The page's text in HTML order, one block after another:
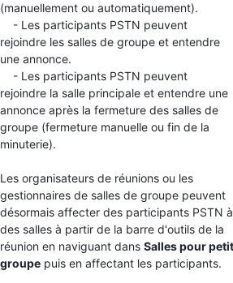
(manuellement ou automatiquement).
- Les participants PSTN peuvent
rejoindre les salles de groupe et entendre
une annonce.
- Les participants PSTN peuvent
rejoindre la salle principale et entendre une
annonce après la fermeture des salles de
groupe (fermeture manuelle ou fin de la
minuterie).
Les organisateurs de réunions ou les
gestionnaires de salles de groupe peuvent
désormais affecter des participants PSTN à
des salles à partir de la barre d'outils de la
réunion en naviguant dans Salles pour petit
groupe puis en affectant les participants.